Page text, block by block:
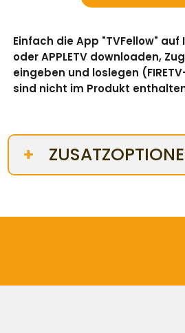
Einfach die App "TVFellow" auf
oder APPLETV downloaden,
eingeben und loslegen (
sind nicht im Produkt
+
Zusätzliche User via